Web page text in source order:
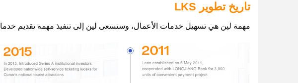
تاريخ تطوير LKS
مهمة لين هي تسهيل خدمات الأعمال، وستسعى لين إلى تنفيذ مهمة تقديم خدمات